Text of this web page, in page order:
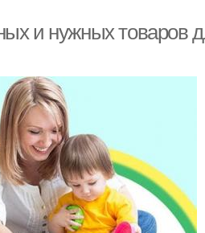
и нужных товаров